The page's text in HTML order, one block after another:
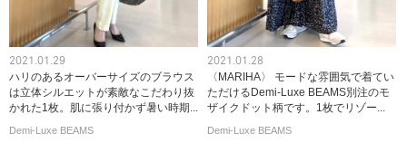
2021.01.29
ハリのあるオーバーサイズのブラウス
は立体シルエットが素敵なこだわり抜
かれた1枚。肌に張り付かず暑い時期...
Demi-Luxe BEAMS
2021.01.28
〈MARIHA〉 モードな雰囲気で着てい
ただけるDemi-Luxe BEAMS別注のモ
ザイクドット柄です。1枚でリゾー...
Demi-Luxe BEAMS